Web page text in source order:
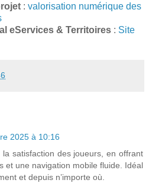
: valorisation numérique des
eServices & Territoires : Site
2025 à 10:16
la satisfaction des joueurs, en offrant
et une navigation mobile fluide. Idéal
et depuis n’importe où.